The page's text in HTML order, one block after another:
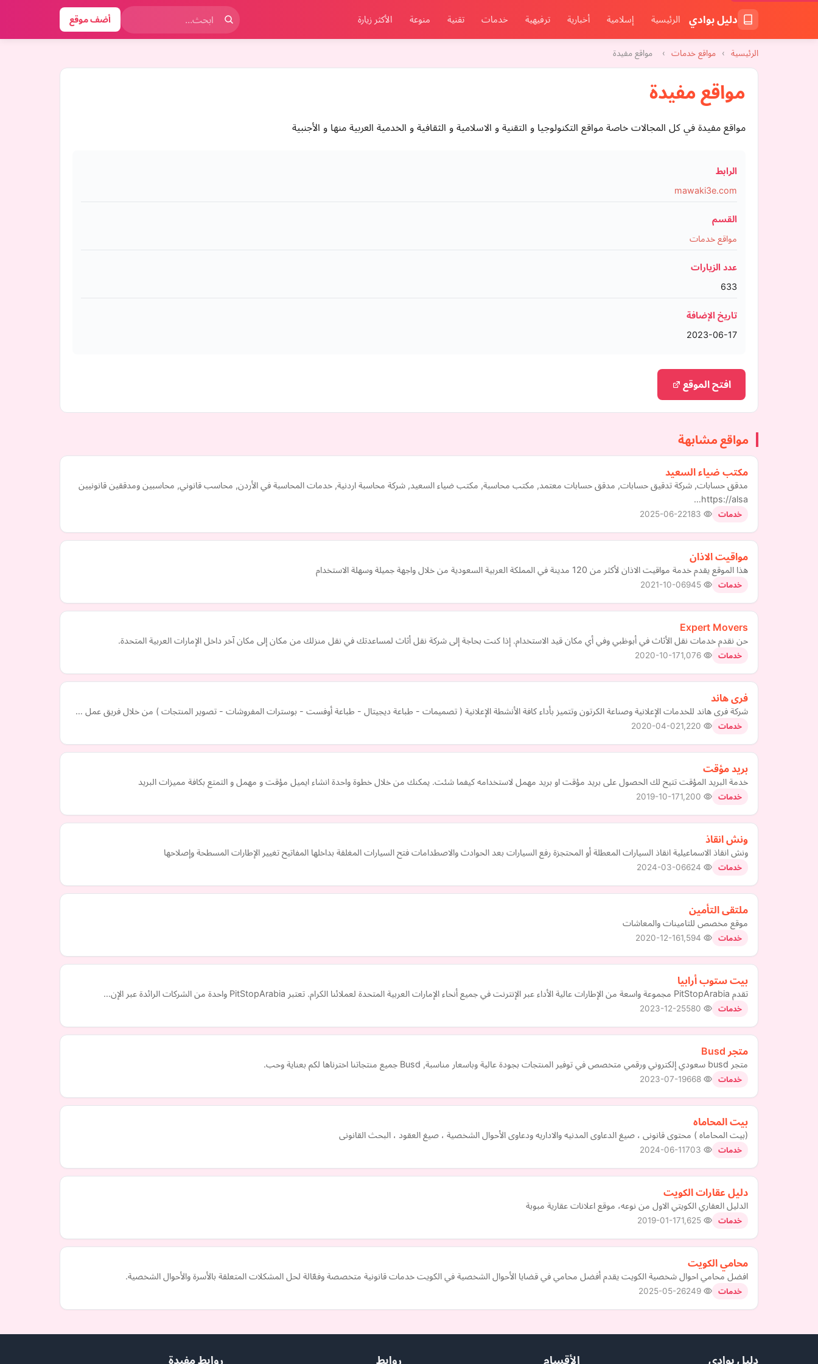
دليل بوادي الرئيسية إسلامية أخبارية ترفيهية خدمات تقنية منوعة الأكثر زيارة أضف موقع
الرئيسية › مواقع خدمات › مواقع مفيدة
مواقع مفيدة
مواقع مفيدة في كل المجالات خاصة مواقع التكنولوجيا و التقنية و الاسلامية و الثقافية و الخدمية العربية منها و الأجنبية
الرابط
mawaki3e.com
القسم
مواقع خدمات
عدد الزيارات
633
تاريخ الإضافة
2023-06-17
افتح الموقع
مواقع مشابهة
مكتب ضياء السعيد
مدقق حسابات, شركة تدقيق حسابات, مدقق حسابات معتمد, مكتب محاسبة, مكتب ضياء السعيد, شركة محاسبة اردنية, خدمات المحاسبة في الأردن, محاسب قانوني, محاسبين ومدققين قانونيين
https://alsa…
خدمات 2025-06-22
مواقيت الاذان
هذا الموقع يقدم خدمة مواقيت الاذان لأكثر من 120 مدينة في المملكة العربية السعودية من خلال واجهة جميلة وسهلة الاستخدام
خدمات 2021-10-06
Expert Movers
حن نقدم خدمات نقل الأثاث في أبوظبي وفي أي مكان قيد الاستخدام. إذا كنت بحاجة إلى شركة نقل أثاث لمساعدتك في نقل منزلك من مكان إلى مكان آخر داخل الإمارات العربية المتحدة.
خدمات 2020-10-17
فرى هاند
شركة فرى هاند للخدمات الإعلانية وصناعة الكرتون وتتميز بأداء كافة الأنشطة الإعلانية ( تصميمات - طباعة ديجيتال - طباعة أوفست - بوسترات المفروشات - تصوير المنتجات ) من خلال فريق عمل …
خدمات 2020-04-02
بريد مؤقت
خدمة البريد المؤقت تتيح لك الحصول على بريد مؤقت او بريد مهمل لاستخدامه كيفما شئت. يمكنك من خلال خطوة واحدة انشاء ايميل مؤقت و مهمل و التمتع بكافة مميزات البريد
خدمات 2019-10-17
ونش انقاذ
ونش انقاذ الاسماعيلية انقاذ السيارات المعطلة أو المحتجزة رفع السيارات بعد الحوادث والاصطدامات فتح السيارات المغلقة بداخلها المفاتيح تغيير الإطارات المسطحة وإصلاحها
خدمات 2024-03-06
ملتقى التأمين
موقع مخصص للتامينات والمعاشات
خدمات 2020-12-16
بيت ستوب أرابيا
تقدم PitStopArabia مجموعة واسعة من الإطارات عالية الأداء عبر الإنترنت في جميع أنحاء الإمارات العربية المتحدة لعملائنا الكرام. تعتبر PitStopArabia واحدة من الشركات الرائدة عبر الإن…
خدمات 2023-12-25
متجر Busd
متجر busd سعودي إلكتروني ورقمي متخصص في توفير المنتجات بجودة عالية وباسعار مناسبة, Busd جميع منتجاتنا اخترناها لكم بعناية وحب.
خدمات 2023-07-19
بيت المحاماه
(بيت المحاماه ) محتوى قانونى ، صيغ الدعاوى المدنيه والاداريه ودعاوى الأحوال الشخصية ، صيغ العقود ، البحث القانونى
خدمات 2024-06-11
دليل عقارات الكويت
الدليل العقاري الكويتي الاول من نوعه، موقع اعلانات عقارية مبوبة
خدمات 2019-01-17
محامي الكويت
افضل محامي احوال شخصية الكويت يقدم أفضل محامي في قضايا الأحوال الشخصية في الكويت خدمات قانونية متخصصة وفعّالة لحل المشكلات المتعلقة بالأسرة والأحوال الشخصية.
خدمات 2025-05-26
دليل بوادي الأقسام روابط روابط مفيدة